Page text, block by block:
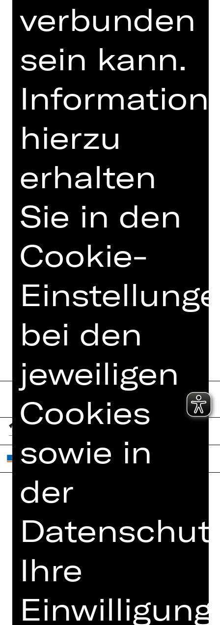
FUNDUS
PROGRAMMHEFT
MIT FREUNDLICHER
UNTERSTÜTZUNG
Opernfreunde
Home
Spielplan
Künstler*innen
Kartenkauf
Abos 26/27
Presse
Kontakt
Interner Bereich
ZVB/L
Cookies
verbunden
sein kann.
hierzu
erhalten
Sie in den
Cookie-
bei den
jeweiligen
Cookies
sowie in
der
Ihre
Einwilligung